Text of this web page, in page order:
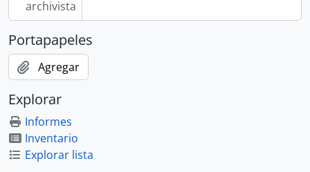
archivista
Portapapeles
Agregar
Explorar
Informes
Inventario
Explorar lista